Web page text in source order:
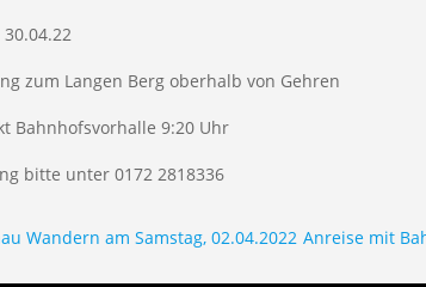
zum Langen Berg oberhalb von Gehren
Bahnhofsvorhalle 9:20 Uhr
bitte unter 0172 2818336
Wandern am Samstag, 02.04.2022 Anreise mit